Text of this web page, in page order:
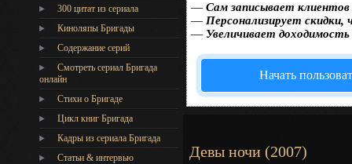
300 цитат из сериала
Киноляпы Бригады
Содержание серий
Смотреть сериал Бригада
онлайн
Стихи о Бригаде
Цикл книг Бригада
Кадры из сериала Бригада
Статьи & интервью
— Сам записывает
— Персонализирует скидки,
— Увеличивает
Начать
Девы ночи (2007)